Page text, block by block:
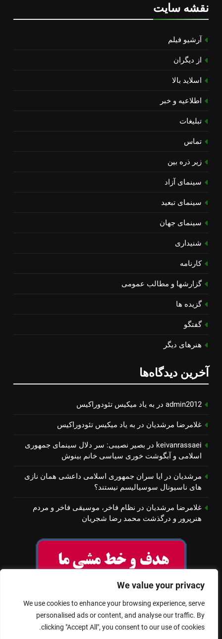
We value your privacy
We use cookies to enhance your browsing experience, serve
personalised ads or content, and analyse our traffic. By
clicking "Accept All", you consent to our use of cookies.
نقشه سایت
آرشیو فیلم
از دیگران
اسلاید بالا
اطلاعیه و خبر
تبلیغات
تماس
زیر ذره بین
سینمای آزاد
سینمای تبعید
سینمای جهان
شنیداری
کارنامه
گزارشها و مطالب عمومی
گزیده ها
گفتگو
هنرهای دیگر
آخرین دیدگاه‌ها
admin2012 در به یاد میكیس تئودوراكیس
غلامرضا مرشدیان در به یاد میكیس تئودوراكیس
keivanrassaei در بصیر نصیبی: سر دلال سینمای جمهوری
اسلامی و آبگوشت خوری سیاسی خانم بینوش
مرشدیان در ایا سران جمهوری اسلامی داعشی همان نازی
های ناسیونال سوسیالیسم نیستند؟
غلامرضا مرشدیان در نظام فاخر، موسیقی فاخر و مردم
هنرپرور و درگذشت محمد رضا شجریان